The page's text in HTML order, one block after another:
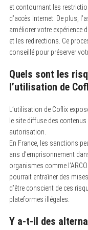
et contournant les
d’accès Internet. De plus,
améliorer votre expérience
et les redirections. Ce
conseillé pour préserver
Quels sont les
l’utilisation de
L’utilisation de Coflix
le site diffuse des
autorisation.
En France, les sanctions
ans d’emprisonnement
organismes comme
pourrait entraîner des
d’être conscient de ces
plateformes illégales.
Y a-t-il des